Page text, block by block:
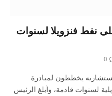
نفط فنزويلا لسنوات
0
يخططون لمبادرة
لسنوات قادمة، وأبلغ الرئيس